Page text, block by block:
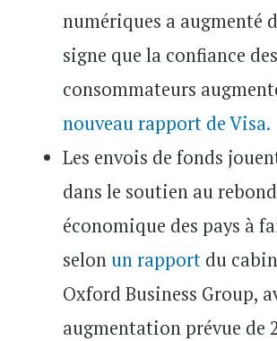
numériques a augmenté
signe que la confiance des
consommateurs
nouveau rapport de Visa.
Les envois de fonds
dans le soutien au rebond
économique des pays à
selonun rapport du
Oxford Business Group,
augmentation prévue de